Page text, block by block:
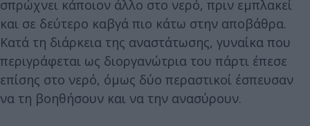
σπρώχνει κάποιον άλλο στο νερό, πριν εμπλακεί
και σε δεύτερο καβγά πιο κάτω στην αποβάθρα.
Κατά τη διάρκεια της αναστάτωσης, γυναίκα που
περιγράφεται ως διοργανώτρια του πάρτι έπεσε
επίσης στο νερό, όμως δύο περαστικοί έσπευσαν
να τη βοηθήσουν και να την ανασύρουν.